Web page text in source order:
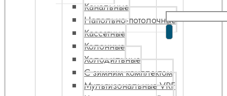
Канальные
Напольно-потолочные
Кассетные
Колонные
Холодильные
С зимним комплектом
Мультизональные VRF